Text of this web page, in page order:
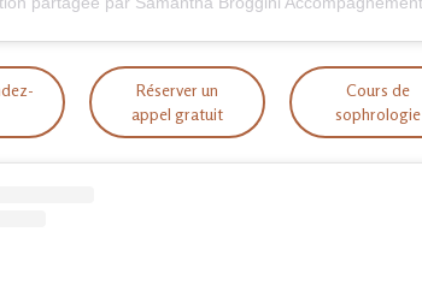
Réserver un
appel gratuit
Cours de
sophrologie